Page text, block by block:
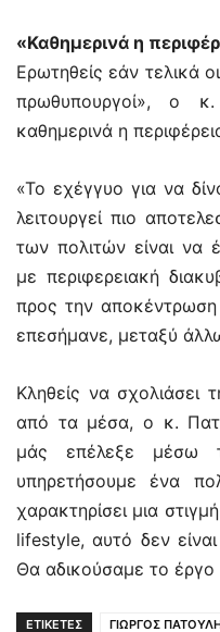
«Καθημερινά η
Ερωτηθείς εάν τελικά
πρωθυπουργοί», ο
καθημερινά η
«Το εχέγγυο για να
λειτουργεί πιο
των πολιτών είναι να
με περιφερειακή
προς την αποκέντρωση
επεσήμανε, μεταξύ
Κληθείς να
από τα μέσα, ο κ.
μάς επέλεξε μέσω
υπηρετήσουμε ένα
χαρακτηρίσει μια
lifestyle, αυτό δεν
Θα αδικούσαμε το έργο
ΕΤΙΚΕΤΕΣ ΓΙΩΡΓΟΣ